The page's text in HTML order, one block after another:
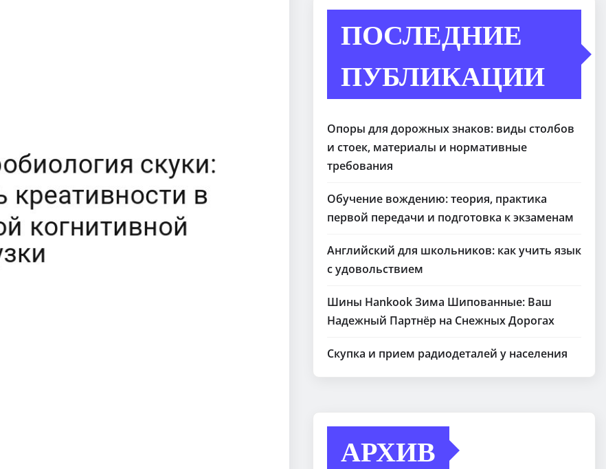
ПОСЛЕДНИЕ
ПУБЛИКАЦИИ
Опоры для дорожных знаков: виды столбов
и стоек, материалы и нормативные
требования
Обучение вождению: теория, практика
первой передачи и подготовка к экзаменам
Английский для школьников: как учить язык
с удовольствием
Шины Hankook Зима Шипованные: Ваш
Надежный Партнёр на Снежных Дорогах
Скупка и прием радиодеталей у населения
АРХИВ